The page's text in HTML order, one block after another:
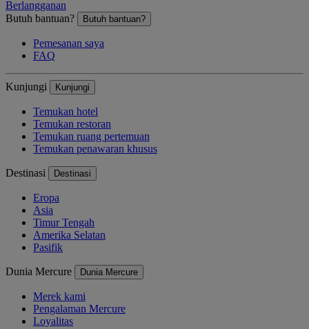
Berlangganan
Butuh bantuan?
Butuh bantuan?
Pemesanan saya
FAQ
Kunjungi Kunjungi
Temukan hotel
Temukan restoran
Temukan ruang pertemuan
Temukan penawaran khusus
Destinasi Destinasi
Eropa
Asia
Timur Tengah
Amerika Selatan
Pasifik
Dunia Mercure Dunia Mercure
Merek kami
Pengalaman Mercure
Loyalitas